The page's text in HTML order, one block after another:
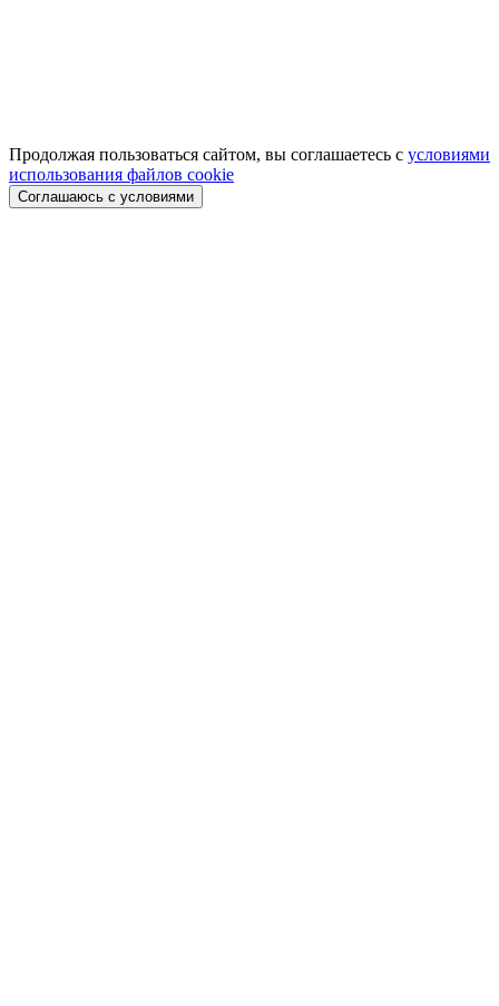
Продолжая пользоваться сайтом, вы соглашаетесь с условиями
использования файлов cookie
Соглашаюсь с условиями